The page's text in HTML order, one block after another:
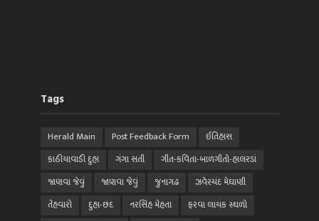
Tags
Herald Main Post Feedback Form
ઈતિહાસ
કાઠીયાવાડી દુહા
ગંગા સતી
ગીત-કવિતા-બાળગીતો-હાલરડાં
જાણવા જેવું
જાણવા જેવું જુનાગઢ
ઝવેરચંદ મેઘાણી
તેહવારો
દુહા-છંદ નરસિંહ મેહતા
ફરવા લાયક સ્થળો